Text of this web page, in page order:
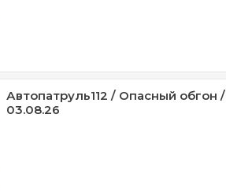
Автопатруль112 / Опасный обгон /
03.08.26